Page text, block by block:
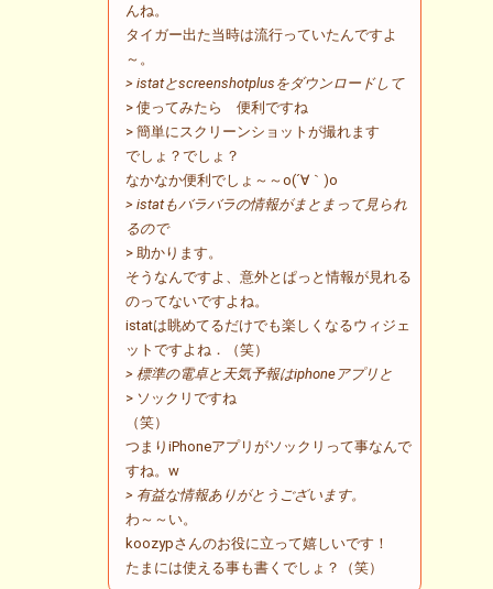
んね。
タイガー出た当時は流行っていたんですよ
～。
> istatとscreenshotplusをダウンロードして
> 使ってみたら 便利ですね
> 簡単にスクリーンショットが撮れます
でしょ？でしょ？
なかなか便利でしょ～～o(´∀｀)o
> istatもバラバラの情報がまとまって見られ
るので
> 助かります。
そうなんですよ、意外とぱっと情報が見れる
のってないですよね。
istatは眺めてるだけでも楽しくなるウィジェ
ットですよね．（笑）
> 標準の電卓と天気予報はiphoneアプリと
> ソックリですね
（笑）
つまりiPhoneアプリがソックリって事なんで
すね。w
> 有益な情報ありがとうございます。
わ～～い。
koozypさんのお役に立って嬉しいです！
たまには使える事も書くでしょ？（笑）